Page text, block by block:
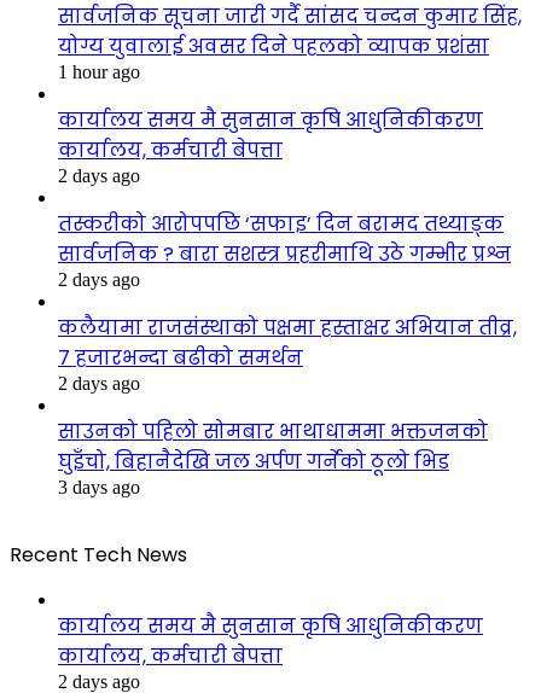
सार्वजनिक सूचना जारी गर्दै सांसद चन्दन कुमार सिंह,
योग्य युवालाई अवसर दिने पहलको व्यापक प्रशंसा
1 hour ago
कार्यालय समय मै सुनसान कृषि आधुनिकीकरण
कार्यालय, कर्मचारी बेपत्ता
2 days ago
तस्करीको आरोपपछि ‘सफाइ’ दिन बरामद तथ्याङ्क
सार्वजनिक ? बारा सशस्त्र प्रहरीमाथि उठे गम्भीर प्रश्न
2 days ago
कलैयामा राजसंस्थाको पक्षमा हस्ताक्षर अभियान तीव्र,
७ हजारभन्दा बढीको समर्थन
2 days ago
साउनको पहिलो सोमबार भाथाधाममा भक्तजनको
घुइँचो, बिहानैदेखि जल अर्पण गर्नेको ठूलो भिड
3 days ago
Recent Tech News
कार्यालय समय मै सुनसान कृषि आधुनिकीकरण
कार्यालय, कर्मचारी बेपत्ता
2 days ago